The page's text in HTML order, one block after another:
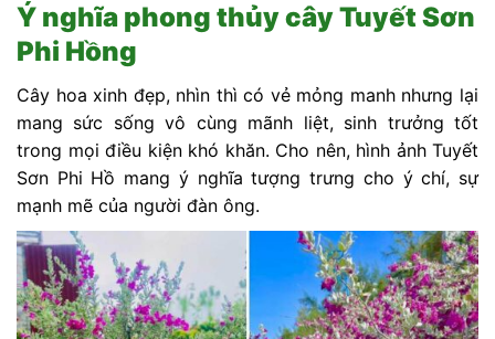
Ý nghĩa phong thủy cây Tuyết Sơn
Phi Hồng
Cây hoa xinh đẹp, nhìn thì có vẻ mỏng manh nhưng lại
mang sức sống vô cùng mãnh liệt, sinh trưởng tốt
trong mọi điều kiện khó khăn. Cho nên, hình ảnh Tuyết
Sơn Phi Hồ mang ý nghĩa tượng trưng cho ý chí, sự
mạnh mẽ của người đàn ông.